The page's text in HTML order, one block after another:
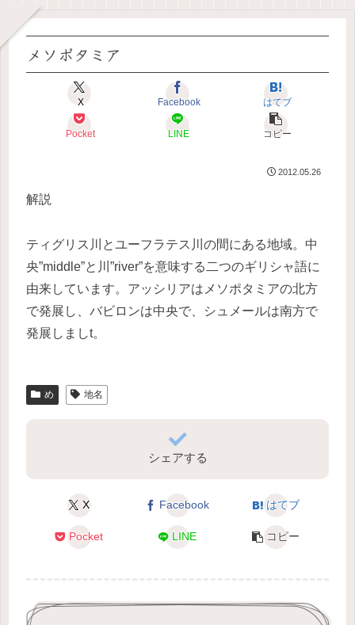
メソポタミア
X Facebook はてブ
Pocket LINE コピー
2012.05.26
解説
ティグリス川とユーフラテス川の間にある地域。中
央”middle”と川”river”を意味する二つのギリシャ語に
由来しています。アッシリアはメソポタミアの北方
で発展し、バビロンは中央で、シュメールは南方で
発展しましt。
め 地名
シェアする
X Facebook はてブ
Pocket LINE コピー